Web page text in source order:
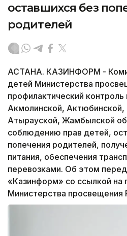
оставшихся без
родителей
АСТАНА. КАЗИНФОРМ -
детей Министерства
профилактический
Акмолинской, Актюбинской,
Атырауской, Жамбылской
соблюдению прав детей,
попечения родителей,
питания, обеспечения
перевозками. Об этом
«Казинформ» со ссылкой на
Министерства просвещения